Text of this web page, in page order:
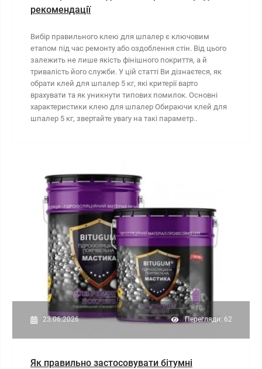
рекомендації
Вибір правильного клею для шпалер є ключовим
етапом під час ремонту або оздоблення стін. Від цього
залежить не лише якість фінішного покриття, а й
тривалість його служби. У цій статті Ви дізнаєтеся, як
обрати клей для шпалер 5 кг, які критерії варто
врахувати та як уникнути типових помилок. Основні
характеристики клею для шпалер Обираючи клей для
шпалер 5 кг, звертайте увагу на такі параметр..
23.06.2026 Перегляди: 62
Як правильно застосовувати бітумні